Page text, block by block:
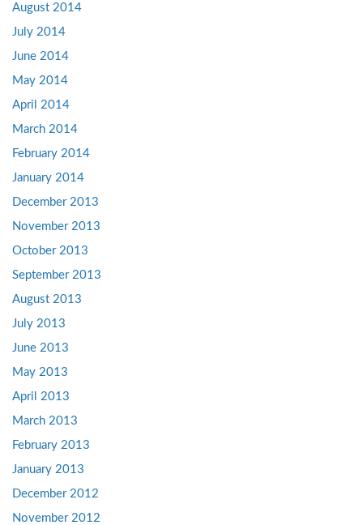
August 2014
July 2014
June 2014
May 2014
April 2014
March 2014
February 2014
January 2014
December 2013
November 2013
October 2013
September 2013
August 2013
July 2013
June 2013
May 2013
April 2013
March 2013
February 2013
January 2013
December 2012
November 2012